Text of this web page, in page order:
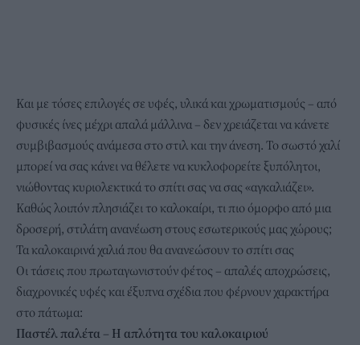
Και με τόσες επιλογές σε υφές, υλικά και χρωματισμούς – από
φυσικές ίνες μέχρι απαλά μάλλινα – δεν χρειάζεται να κάνετε
συμβιβασμούς ανάμεσα στο στιλ και την άνεση. Το σωστό χαλί
μπορεί να σας κάνει να θέλετε να κυκλοφορείτε ξυπόλητοι,
νιώθοντας κυριολεκτικά το σπίτι σας να σας «αγκαλιάζει».
Καθώς λοιπόν πλησιάζει το καλοκαίρι, τι πιο όμορφο από μια
δροσερή, στιλάτη ανανέωση στους εσωτερικούς μας χώρους;
Τα καλοκαιρινά χαλιά που θα ανανεώσουν το σπίτι σας
Οι τάσεις που πρωταγωνιστούν φέτος – απαλές αποχρώσεις,
διαχρονικές υφές και έξυπνα σχέδια που φέρνουν χαρακτήρα
στο πάτωμα:
Παστέλ παλέτα – Η απλότητα του καλοκαιριού